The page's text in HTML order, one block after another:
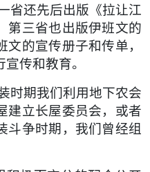
还先后出版《拉让江
第三省也出版伊班文的
文的宣传册子和传单，
传和教育。
期我们利用地下农会
建立长屋委员会，或者
斗争时期，我们曾经组